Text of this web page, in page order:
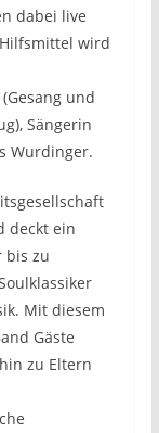
dabei live
wird
und
Sängerin
Wurdinger.
deckt ein
bis zu
Mit diesem
Gäste
zu Eltern